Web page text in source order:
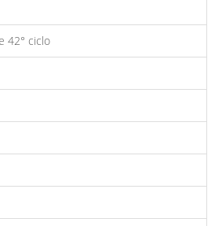
42° ciclo